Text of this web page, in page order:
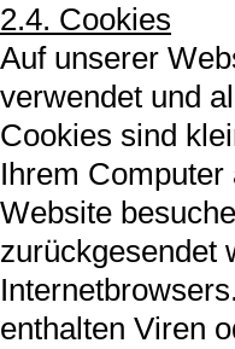
2.4. Cookies
Auf unserer
verwendet und
Cookies sind
Ihrem
Website
zurückgesendet
enthalten Viren